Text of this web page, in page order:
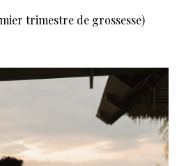
trimestre de grossesse)